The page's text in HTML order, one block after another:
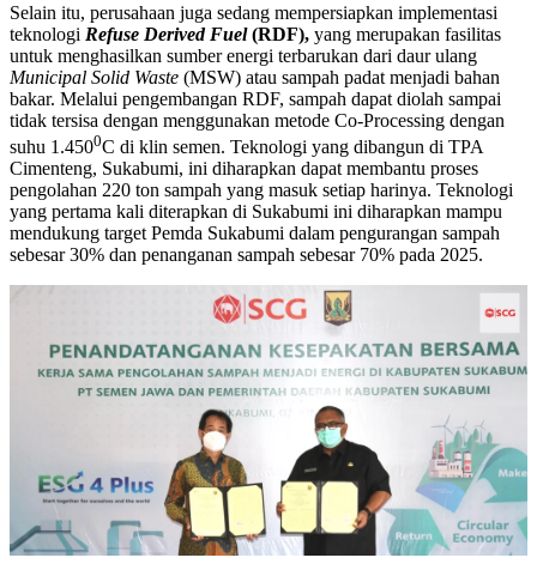
Selain itu, perusahaan juga sedang mempersiapkan implementasi
teknologi Refuse Derived Fuel(RDF), yang merupakan fasilitas
untuk menghasilkan sumber energi terbarukan dari daur ulang
Municipal Solid Waste (MSW) atau sampah padat menjadi bahan
bakar. Melalui pengembangan RDF, sampah dapat diolah sampai
tidak tersisa dengan menggunakan metode Co-Processing dengan
suhu 1.4500C di klin semen. Teknologi yang dibangun di TPA
Cimenteng, Sukabumi, ini diharapkan dapat membantu proses
pengolahan 220 ton sampah yang masuk setiap harinya. Teknologi
yang pertama kali diterapkan di Sukabumi ini diharapkan mampu
mendukung ​​target Pemda Sukabumi dalam pengurangan sampah
sebesar 30% dan penanganan sampah sebesar 70% pada 2025.